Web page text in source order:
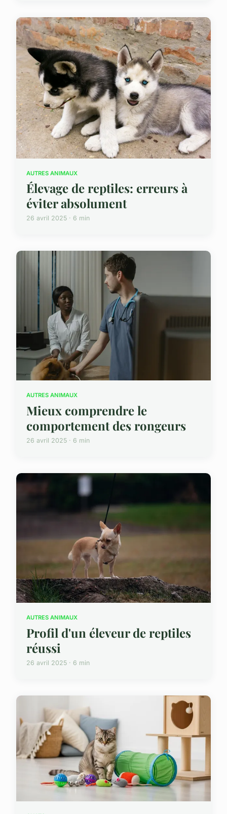
AUTRES ANIMAUX
Élevage de reptiles: erreurs à
éviter absolument
26 avril 2025 · 6 min
AUTRES ANIMAUX
Mieux comprendre le
comportement des rongeurs
26 avril 2025 · 6 min
AUTRES ANIMAUX
Profil d'un éleveur de reptiles
réussi
26 avril 2025 · 6 min